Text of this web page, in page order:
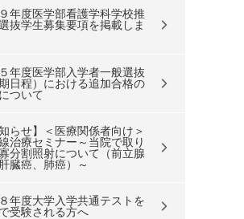
年度医学部看護学科学校推
抜学生募集要項を掲載しま
年度医学部入学者一般選抜
期日程）における追加合格の
ついて
知らせ】＜医療関係者向け＞
治療セミナー～当院で取り
分割照射について（前立腺
臓癌、肺癌）～
年度大学入学共通テストを
受験される方へ